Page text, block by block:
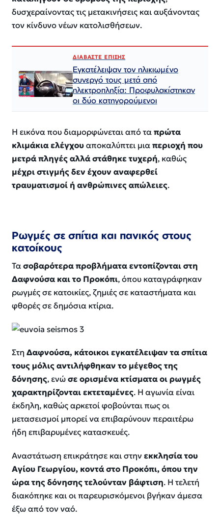
δυσχεραίνοντας τις μετακινήσεις και αυξάνοντας
τον κίνδυνο νέων κατολισθήσεων.
ΔΙΑΒΑΣΤΕ ΕΠΙΣΗΣ
Εγκατέλειψαν τον ηλικιωμένο
συνεργό τους μετά από
ηλεκτροπληξία: Προφυλακίστηκαν
οι δύο κατηγορούμενοι
Η εικόνα που διαμορφώνεται από ταπρώτα
κλιμάκια ελέγχουαποκαλύπτει μιαπεριοχή που
μετρά πληγές αλλά στάθηκε τυχερή, καθώς
μέχρι στιγμής δεν έχουν αναφερθεί
τραυματισμοί ή ανθρώπινες απώλειες.
Ρωγμές σε σπίτια και πανικός στους
κατοίκους
Τασοβαρότερα προβλήματα εντοπίζονται στη
Δαφνούσα και το Προκόπι, όπου καταγράφηκαν
ρωγμές σε κατοικίες, ζημιές σε καταστήματα και
φθορές σε δημόσια κτίρια.
Στη Δαφνούσα, κάτοικοι εγκατέλειψαν τα σπίτια
τους μόλις αντιλήφθηκαν το μέγεθος της
δόνησης, ενώσε ορισμένα κτίσματα οι ρωγμές
χαρακτηρίζονται εκτεταμένες. Η αγωνία είναι
έκδηλη, καθώς αρκετοί φοβούνται πως οι
μετασεισμοί μπορεί να επιβαρύνουν περαιτέρω
ήδη επιβαρυμένες κατασκευές.
Αναστάτωση επικράτησε και στηνεκκλησία του
Αγίου Γεωργίου, κοντά στο Προκόπι, όπου την
ώρα της δόνησης τελούνταν βάφτιση. Η τελετή
διακόπηκε και οι παρευρισκόμενοι βγήκαν άμεσα
έξω από τον ναό.